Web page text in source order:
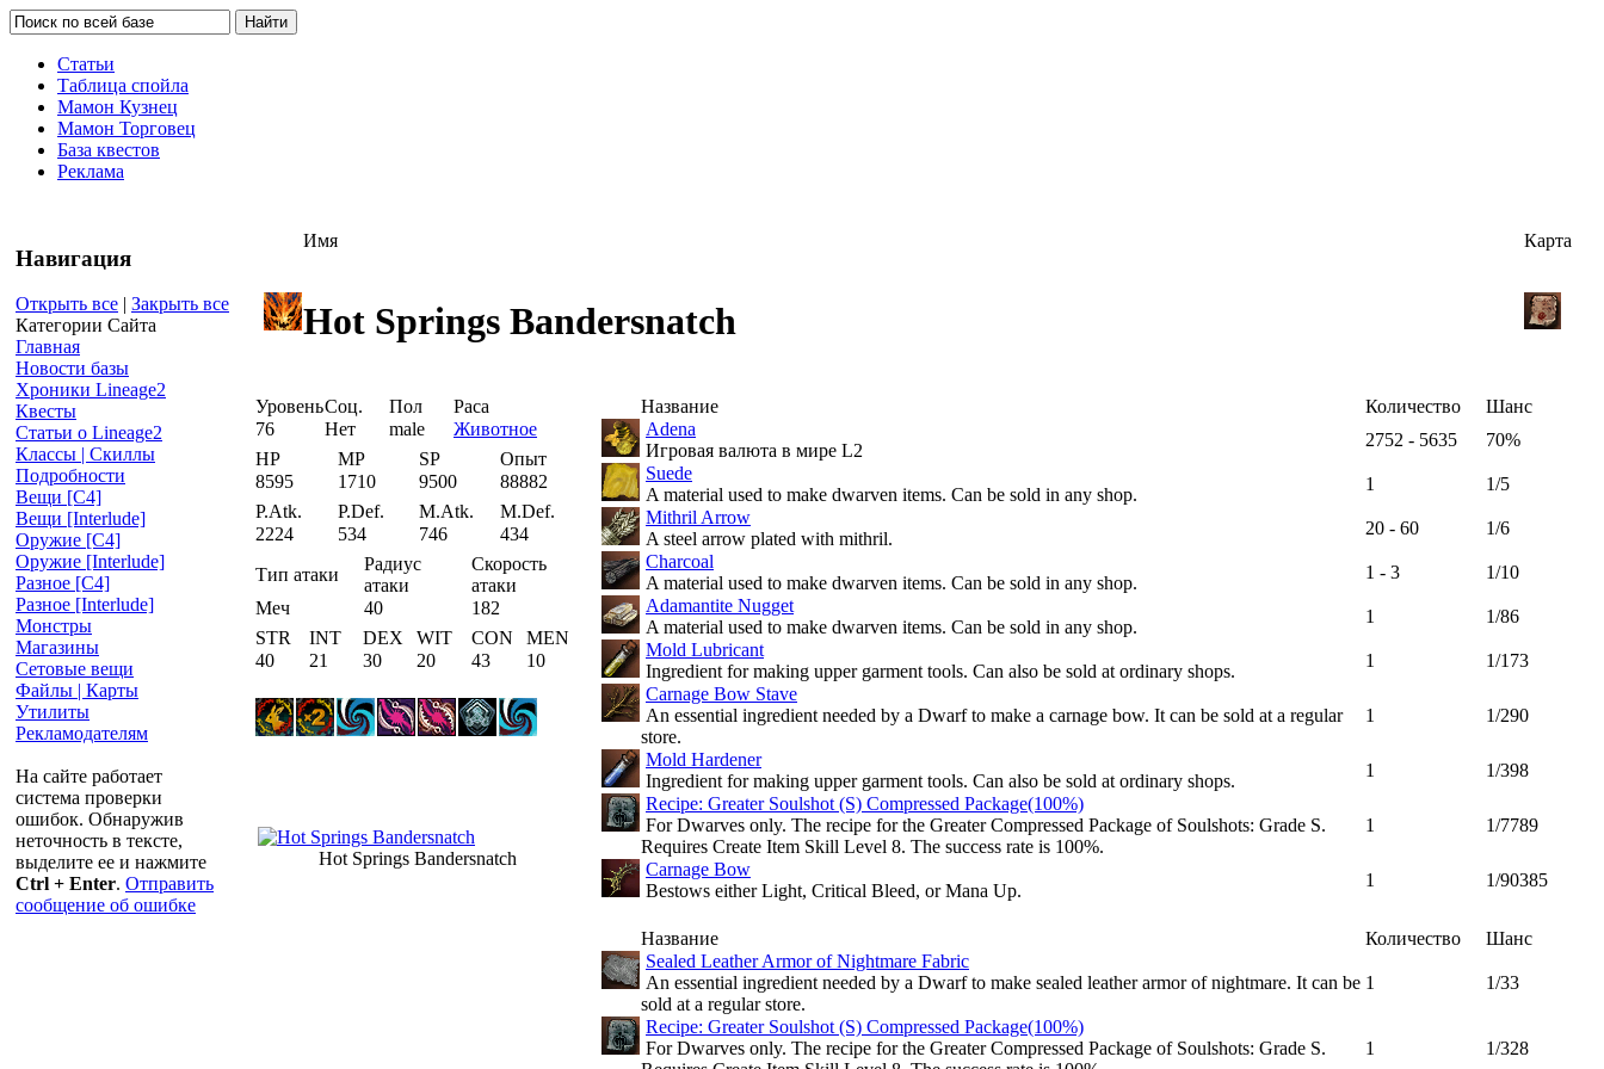
Статьи
Таблица спойла
Мамон Кузнец
Мамон Торговец
База квестов
Реклама
Навигация
Открыть все | Закрыть все
Категории Сайта
Главная
Новости базы
Хроники Lineage2
Квесты
Статьи о Lineage2
Классы | Скиллы
Подробности
Вещи [С4]
Вещи [Interlude]
Оружие [С4]
Оружие [Interlude]
Разное [C4]
Разное [Interlude]
Монстры
Магазины
Сетовые вещи
Файлы | Карты
Утилиты
Рекламодателям
На сайте работает
система проверки
ошибок. Обнаружив
неточность в тексте,
выделите ее и нажмите
Ctrl + Enter. Отправить
сообщение об ошибке
Имя Карта
Hot Springs Bandersnatch
УровеньСоц. Пол
Раса
76
Нет male
Животное
HP
MP SP
Опыт
8595
1710 9500
88882
P.Atk.
P.Def. M.Atk.
M.Def.
2224
534 746
434
Тип атаки
Радиус
атаки
Скорость
атаки
Меч
40
182
STR
INT DEX WIT CON
MEN
40
21 30 20 43 10
Hot Springs Bandersnatch
Название Количество
Шанс
Adena
Игровая валюта в мире L2
2752 - 5635
70%
Suede
A material used to make dwarven items. Can be sold in any shop.
1
1/5
Mithril Arrow
A steel arrow plated with mithril.
20 - 60
1/6
Charcoal
A material used to make dwarven items. Can be sold in any shop.
1 - 3
1/10
Adamantite Nugget
A material used to make dwarven items. Can be sold in any shop.
1
1/86
Mold Lubricant
Ingredient for making upper garment tools. Can also be sold at ordinary shops.
1
1/173
Carnage Bow Stave
An essential ingredient needed by a Dwarf to make a carnage bow. It can be sold at a regular
store.
1 1/290
Mold Hardener
Ingredient for making upper garment tools. Can also be sold at ordinary shops.
1
1/398
Recipe: Greater Soulshot (S) Compressed Package(100%)
For Dwarves only. The recipe for the Greater Compressed Package of Soulshots: Grade S.
Requires Create Item Skill Level 8. The success rate is 100%.
1 1/7789
Carnage Bow
Bestows either Light, Critical Bleed, or Mana Up.
1 1/90385
Название Количество
Шанс
Sealed Leather Armor of Nightmare Fabric
An essential ingredient needed by a Dwarf to make sealed leather armor of nightmare. It can be
sold at a regular store.
1 1/33
Recipe: Greater Soulshot (S) Compressed Package(100%)
For Dwarves only. The recipe for the Greater Compressed Package of Soulshots: Grade S.
1 1/328